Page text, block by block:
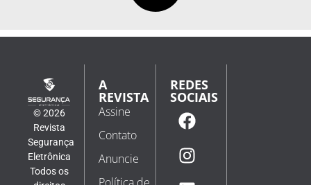
© 2026
Revista
Segurança
Eletrônica
Todos os
A
REVISTA
Assine
Contato
Anuncie
REDES
SOCIAIS